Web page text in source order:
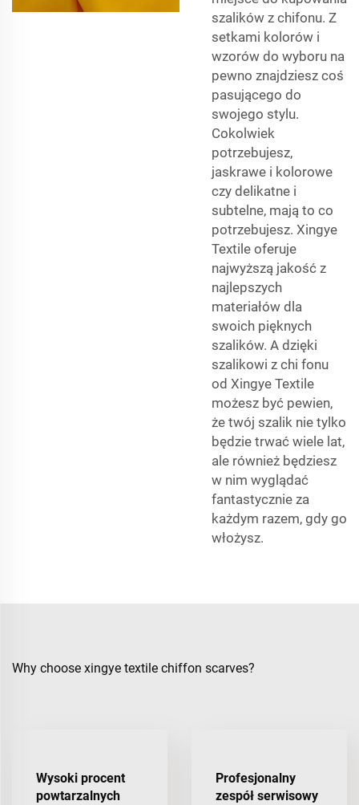
szalików z chifonu. Z
setkami kolorów i
wzorów do wyboru na
pewno znajdziesz coś
pasującego do
swojego stylu.
Cokolwiek
potrzebujesz,
jaskrawe i kolorowe
czy delikatne i
subtelne, mają to co
potrzebujesz. Xingye
Textile oferuje
najwyższą jakość z
najlepszych
materiałów dla
swoich pięknych
szalików. A dzięki
szalikowi z chi fonu
od Xingye Textile
możesz być pewien,
że twój szalik nie tylko
będzie trwać wiele lat,
ale również będziesz
w nim wyglądać
fantastycznie za
każdym razem, gdy go
włożysz.
Why choose xingye textile chiffon scarves?
Wysoki procent
powtarzalnych
Profesjonalny
zespół serwisowy